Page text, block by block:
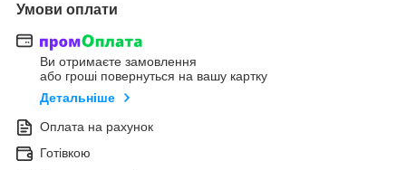
Умови оплати
Ви отримаєте замовлення
або гроші повернуться на вашу картку
Детальніше
Оплата на рахунок
Готівкою